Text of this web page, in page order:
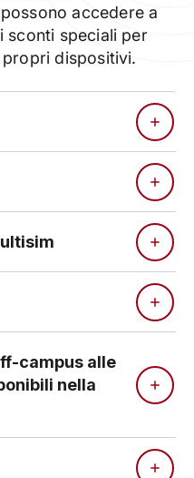
accedere a
sconti speciali per
dispositivi.
campus alle
nella